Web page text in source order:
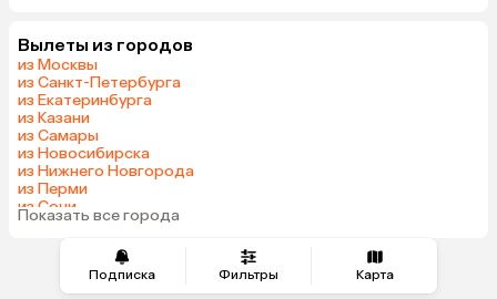
Подписка Фильтры Карта
Вылеты из городов
из Москвы
из Санкт-Петербурга
из Екатеринбурга
из Казани
из Самары
из Новосибирска
из Нижнего Новгорода
из Перми
из Сочи
из Челябинска
Показать все города